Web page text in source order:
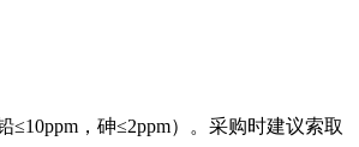
，砷≤2ppm）。采购时建议索取